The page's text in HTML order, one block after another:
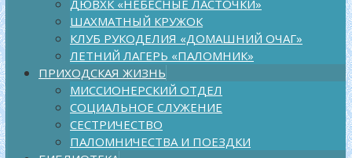
ДЮВХК «НЕБЕСНЫЕ ЛАСТОЧКИ»
ШАХМАТНЫЙ КРУЖОК
КЛУБ РУКОДЕЛИЯ «ДОМАШНИЙ ОЧАГ»
ЛЕТНИЙ ЛАГЕРЬ «ПАЛОМНИК»
ПРИХОДСКАЯ ЖИЗНЬ
МИССИОНЕРСКИЙ ОТДЕЛ
СОЦИАЛЬНОЕ СЛУЖЕНИЕ
СЕСТРИЧЕСТВО
ПАЛОМНИЧЕСТВА И ПОЕЗДКИ